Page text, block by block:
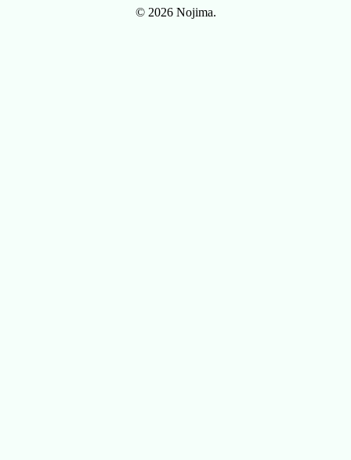
© 2026 Nojima.